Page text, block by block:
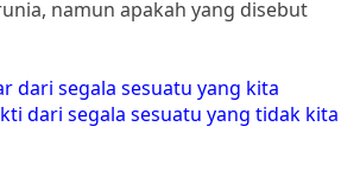
namun apakah yang disebut
dari segala sesuatu yang kita
dari segala sesuatu yang tidak kita